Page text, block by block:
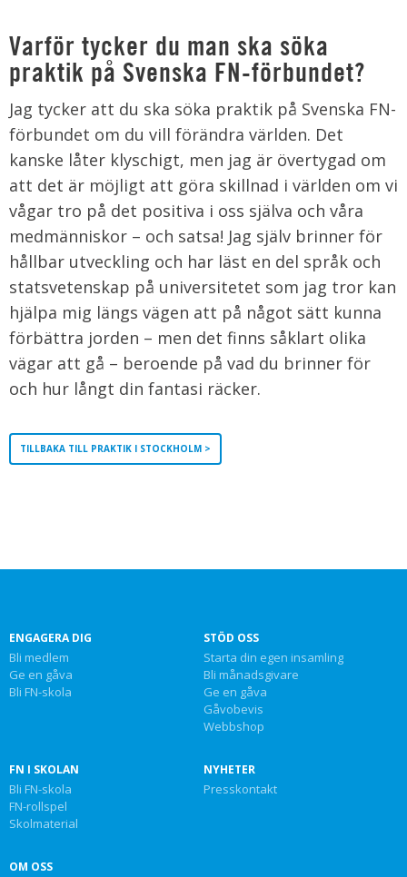
Varför tycker du man ska söka
praktik på Svenska FN-förbundet?
Jag tycker att du ska söka praktik på Svenska FN-
förbundet om du vill förändra världen. Det
kanske låter klyschigt, men jag är övertygad om
att det är möjligt att göra skillnad i världen om vi
vågar tro på det positiva i oss själva och våra
medmänniskor – och satsa! Jag själv brinner för
hållbar utveckling och har läst en del språk och
statsvetenskap på universitetet som jag tror kan
hjälpa mig längs vägen att på något sätt kunna
förbättra jorden – men det finns såklart olika
vägar att gå – beroende på vad du brinner för
och hur långt din fantasi räcker.
TILLBAKA TILL PRAKTIK I STOCKHOLM >
ENGAGERA DIG
Bli medlem
Ge en gåva
Bli FN-skola
STÖD OSS
Starta din egen insamling
Bli månadsgivare
Ge en gåva
Gåvobevis
Webbshop
FN I SKOLAN
Bli FN-skola
FN-rollspel
Skolmaterial
NYHETER
Presskontakt
OM OSS